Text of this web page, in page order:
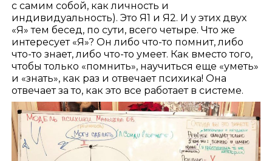
с самим собой, как личность и
индивидуальность). Это Я1 и Я2. И у этих двух
«Я» тем бесед, по сути, всего четыре. Что же
интересует «Я»? Он либо что-то помнит, либо
что-то знает, либо что-то умеет. Как вместо того,
чтобы только «помнить», научиться еще «уметь»
и «знать», как раз и отвечает психика! Она
отвечает за то, как это все работает в системе.